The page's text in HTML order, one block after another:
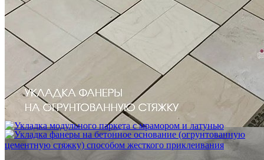
Устройство криволинейного бордюра в паркете
2 500 ₽